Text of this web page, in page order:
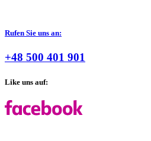
Rufen Sie uns an:
+48 500 401 901
Like uns auf: